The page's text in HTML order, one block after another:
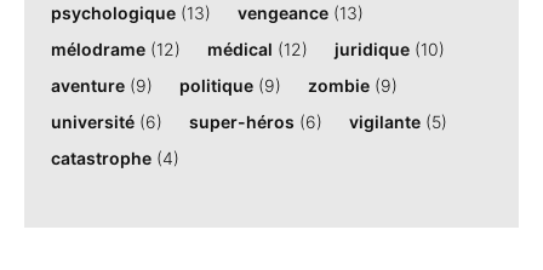
psychologique (13) vengeance (13)
mélodrame (12) médical (12) juridique (10)
aventure (9) politique (9) zombie (9)
université (6) super-héros (6) vigilante (5)
catastrophe (4)